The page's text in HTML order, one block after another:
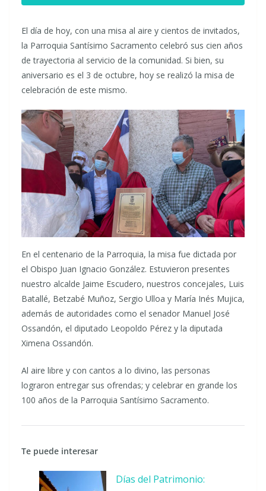
El día de hoy, con una misa al aire y cientos de invitados,
la Parroquia Santísimo Sacramento celebró sus cien años
de trayectoria al servicio de la comunidad. Si bien, su
aniversario es el 3 de octubre, hoy se realizó la misa de
celebración de este mismo.
En el centenario de la Parroquia, la misa fue dictada por
el Obispo Juan Ignacio González. Estuvieron presentes
nuestro alcalde Jaime Escudero, nuestros concejales, Luis
Batallé, Betzabé Muñoz, Sergio Ulloa y María Inés Mujica,
además de autoridades como el senador Manuel José
Ossandón, el diputado Leopoldo Pérez y la diputada
Ximena Ossandón.
Al aire libre y con cantos a lo divino, las personas
lograron entregar sus ofrendas; y celebrar en grande los
100 años de la Parroquia Santísimo Sacramento.
Te puede interesar
Días del Patrimonio: